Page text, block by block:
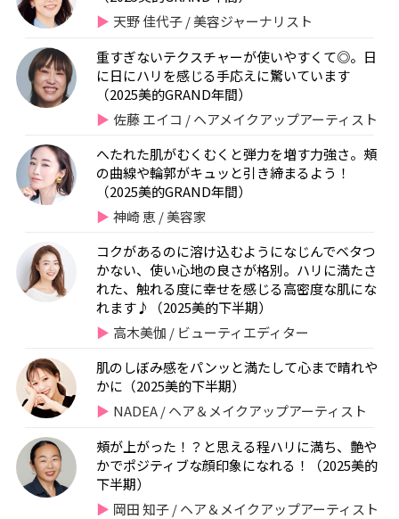
天野 佳代子 / 美容ジャーナリスト
重すぎないテクスチャーが使いやすくて◎。日
に日にハリを感じる手応えに驚いています
（2025美的GRAND年間）
佐藤 エイコ / ヘアメイクアップアーティスト
へたれた肌がむくむくと弾力を増す力強さ。頰
の曲線や輪郭がキュッと引き締まるよう！
（2025美的GRAND年間）
神崎 恵 / 美容家
コクがあるのに溶け込むようになじんでベタつ
かない、使い心地の良さが格別。ハリに満たさ
れた、触れる度に幸せを感じる高密度な肌にな
れます♪（2025美的下半期）
高木美伽 / ビューティエディター
肌のしぼみ感をパンッと満たして心まで晴れや
かに（2025美的下半期）
NADEA / ヘア＆メイクアップアーティスト
頰が上がった！？と思える程ハリに満ち、艶や
かでポジティブな顔印象になれる！（2025美的
下半期）
岡田 知子 / ヘア＆メイクアップアーティスト